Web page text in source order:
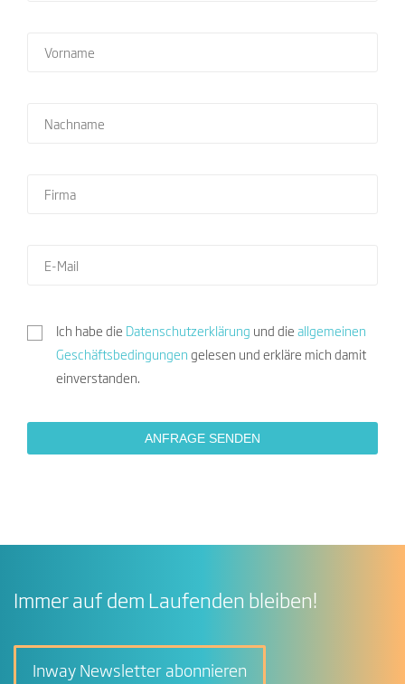
Ich habe die Datenschutzerklärung und die allgemeinen
Geschäftsbedingungen gelesen und erkläre mich damit
einverstanden.
Immer auf dem Laufenden bleiben!
Inway Newsletter abonnieren